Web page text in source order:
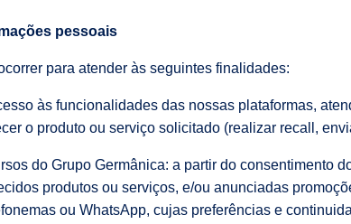
pessoais
para atender às seguintes finalidades:
às funcionalidades das nossas plataformas,
o produto ou serviço solicitado (realizar recall,
do Grupo Germânica: a partir do consentimento
produtos ou serviços, e/ou anunciadas
ou WhatsApp, cujas preferências e